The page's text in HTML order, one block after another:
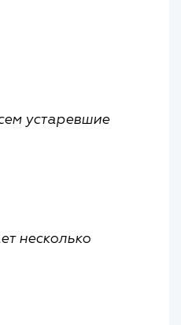
устаревшие
несколько